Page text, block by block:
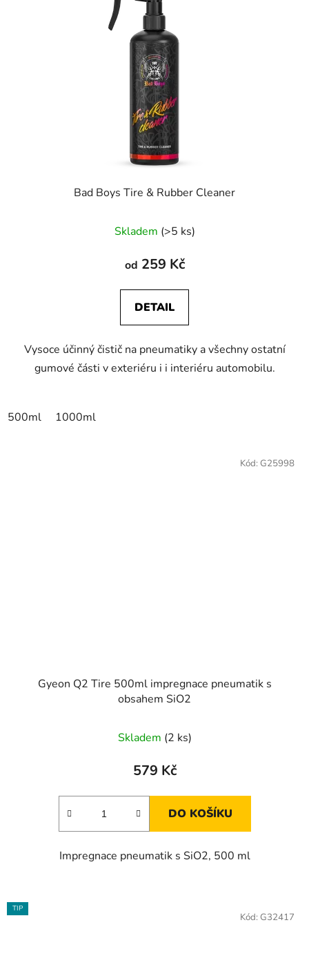
Bad Boys Tire & Rubber Cleaner
Skladem (>5 ks)
od 259 Kč
DETAIL
Vysoce účinný čistič na pneumatiky a všechny ostatní
gumové části v exteriéru i i interiéru automobilu.
500ml 1000ml
Gyeon Q2 Tire 500ml impregnace pneumatik s
obsahem SiO2
Skladem (2 ks)
579 Kč
DO KOŠÍKU
Impregnace pneumatik s SiO2, 500 ml
Kód: G25998
TIP
Kód: G32417